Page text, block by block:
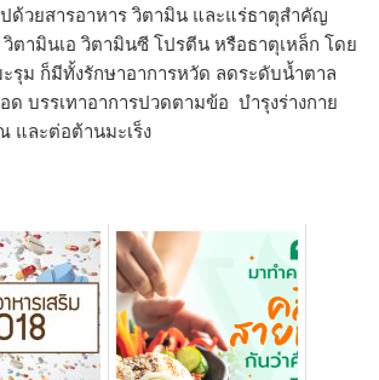
ด้วยสารอาหาร วิตามิน และแร่ธาตุสำคัญ
ตามินเอ วิตามินซี โปรตีน หรือธาตุเหล็ก โดย
รุม ก็มีทั้งรักษาอาการหวัด ลดระดับน้ำตาล
ด บรรเทาอาการปวดตามข้อ บำรุงร่างกาย
และต่อต้านมะเร็ง